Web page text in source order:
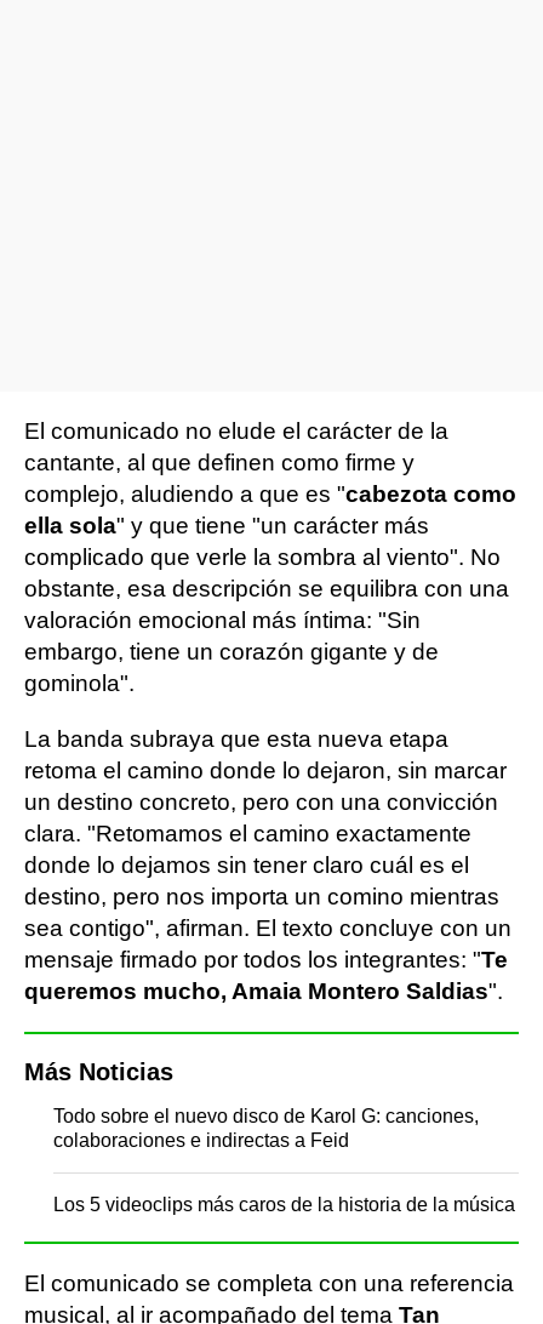
El comunicado no elude el carácter de la
cantante, al que definen como firme y
complejo, aludiendo a que es "cabezota como
ella sola" y que tiene "un carácter más
complicado que verle la sombra al viento". No
obstante, esa descripción se equilibra con una
valoración emocional más íntima: "Sin
embargo, tiene un corazón gigante y de
gominola".
La banda subraya que esta nueva etapa
retoma el camino donde lo dejaron, sin marcar
un destino concreto, pero con una convicción
clara. "Retomamos el camino exactamente
donde lo dejamos sin tener claro cuál es el
destino, pero nos importa un comino mientras
sea contigo", afirman. El texto concluye con un
mensaje firmado por todos los integrantes: "Te
queremos mucho, Amaia Montero Saldias".
Más Noticias
Todo sobre el nuevo disco de Karol G: canciones,
colaboraciones e indirectas a Feid
Los 5 videoclips más caros de la historia de la música
El comunicado se completa con una referencia
musical, al ir acompañado del tema Tan